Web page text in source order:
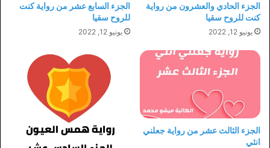
الجزء الحادي والعشرون من رواية
كنت للروح سقيا
يونيو 12, 2022
الجزء السابع عشر من رواية كنت
للروح سقيا
يونيو 12, 2022
الجزء الثالث عشر من رواية جعلني
انثي